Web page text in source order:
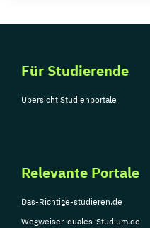
Für Studierende
Übersicht Studienportale
Relevante Portale
Das-Richtige-studieren.de
Wegweiser-duales-Studium.de